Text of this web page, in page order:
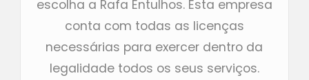
escolha a Rafa Entulhos. Esta empresa
conta com todas as licenças
necessárias para exercer dentro da
legalidade todos os seus serviços.